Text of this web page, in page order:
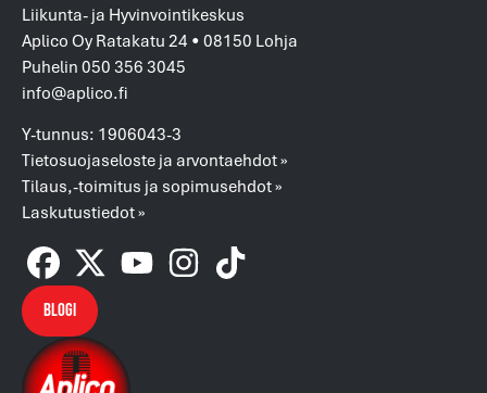
Liikunta- ja Hyvinvointikeskus
Aplico Oy Ratakatu 24 • 08150 Lohja
Puhelin 050 356 3045
info@aplico.fi
Y-tunnus: 1906043-3
Tietosuojaseloste ja arvontaehdot »
Tilaus,-toimitus ja sopimusehdot »
Laskutustiedot »
Blogi